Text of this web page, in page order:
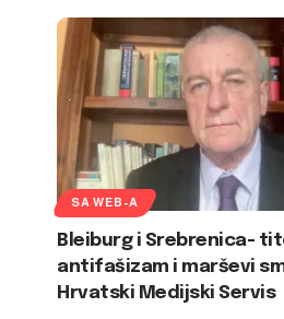
SA WEB-A
Bleiburg i Srebrenica-
antifašizam i marševi
Hrvatski Medijski Servis